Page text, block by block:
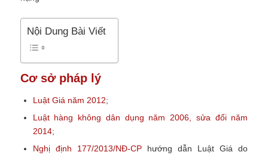
Nội Dung Bài Viết
Cơ sở pháp lý
Luật Giá năm 2012;
Luật hàng không dân dụng năm 2006, sửa đổi năm
2014;
Nghị định 177/2013/NĐ-CPhướng dẫn Luật Giá do